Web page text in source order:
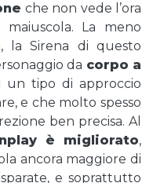
che non vede l’ora
La meno
, la Sirena di questo
da corpo a
tipo di approccio
e che molto spesso
ben precisa. Al
è migliorato,
ancora maggiore di
e soprattutto